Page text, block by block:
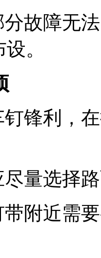
故障无
。
钉锋利，
量选择
附近需